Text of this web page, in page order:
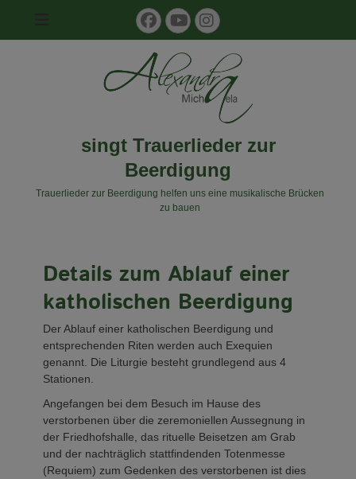
singt Trauerlieder zur
Beerdigung
Trauerlieder zur Beerdigung helfen uns eine musikalische Brücken
zu bauen
Facebook
YouTube
Instagram
Details zum Ablauf einer
katholischen Beerdigung
Der Ablauf einer katholischen Beerdigung und
entsprechenden Riten werden auch Exequien
genannt. Die Liturgie besteht grundlegend aus 4
Stationen.
Angefangen bei dem Besuch im Hause des
verstorbenen über die zeremoniellen Aussegnung in
der Friedhofshalle, das rituelle Beisetzen am Grab
und der nachträglich stattfindenden Totenmesse
(Requiem) zum Gedenken des verstorbenen ist dies